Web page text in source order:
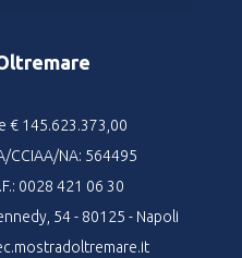
€ 145.623.373,00
CCIAA/NA: 564495
0028 421 06 30
54 - 80125 - Napoli